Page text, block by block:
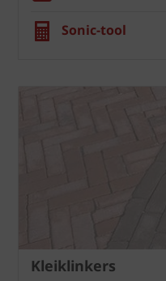
Sonic-tool
Kleiklinkers